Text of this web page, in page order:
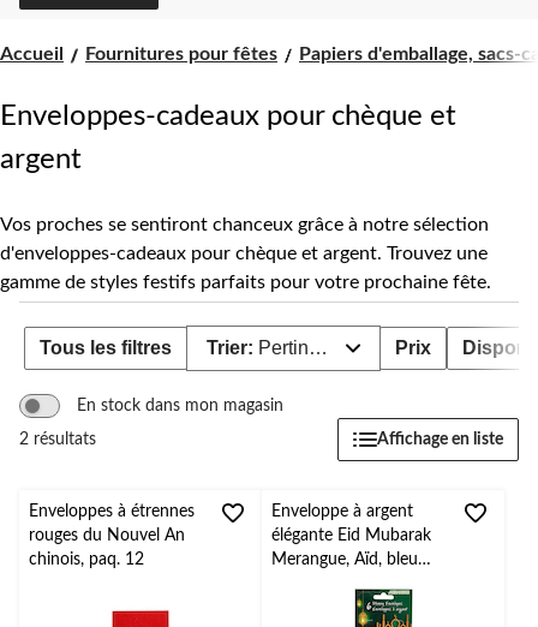
pour
Accueil Fournitures pour fêtes Papiers d'emballage, sacs-
Enveloppes-cadeaux pour chèque et
argent
Vos proches se sentiront chanceux grâce à notre sélection
d'enveloppes-cadeaux pour chèque et argent. Trouvez une
gamme de styles festifs parfaits pour votre prochaine fête.
Tous les filtres Trier: Pertinence Prix
En stock dans mon magasin
2 résultats
Affichage en liste
Enveloppes à étrennes
rouges du Nouvel An
chinois, paq. 12
Enveloppe à argent
élégante Eid Mubarak
Merangue, Aïd, bleu